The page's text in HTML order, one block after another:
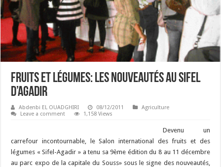
Fruits et Légumes: Les nouveautés au Sifel
d’Agadir
Abdenbi EL OUADGHIRI 08/12/2011
Agriculture
Leave a comment
1,158 Views
Devenu un
carrefour incontournable, le Salon international des fruits et des
légumes « Sifel-Agadir » a tenu sa 9ème édition du 8 au 11 décembre
au parc expo de la capitale du Souss» sous le signe des nouveautés,